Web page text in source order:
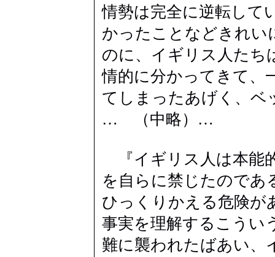
情勢は完全に逆転して
かったことなどきれい
のに、イギリス人たち
情的に分かってきて、
てしまったあげく、
… （中略）…
『イギリス人は本能
を自らに禁じたのであ
ひっくりかえる危険が
事実を理解するこうい
難に襲われたばあい、